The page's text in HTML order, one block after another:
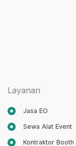
Layanan
Jasa EO
Sewa Alat Event
Kontraktor Booth